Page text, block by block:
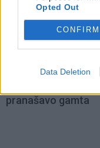
Opted Out
CONFIRM
Data Deletion
Laisvalaikis
išmintis: ko mūsų
pranašavo gamta